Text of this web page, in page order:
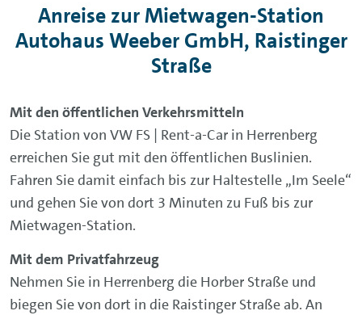
Anreise zur Mietwagen-Station
Autohaus Weeber GmbH, Raistinger
Straße
Mit den öffentlichen Verkehrsmitteln
Die Station von VW FS | Rent-a-Car in Herrenberg
erreichen Sie gut mit den öffentlichen Buslinien.
Fahren Sie damit einfach bis zur Haltestelle „Im Seele“
und gehen Sie von dort 3 Minuten zu Fuß bis zur
Mietwagen-Station.
Mit dem Privatfahrzeug
Nehmen Sie in Herrenberg die Horber Straße und
biegen Sie von dort in die Raistinger Straße ab. An